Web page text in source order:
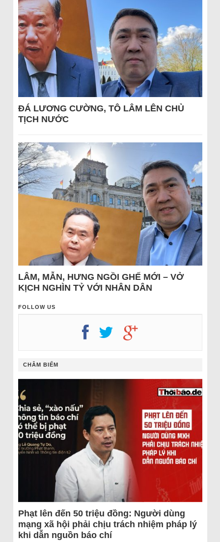
ĐÁ LƯƠNG CƯỜNG, TÔ LÂM LÊN CHỦ
TỊCH NƯỚC
LÂM, MẪN, HƯNG NGỒI GHẾ MỚI – VỞ
KỊCH NGHÌN TỶ VỚI NHÂN DÂN
FOLLOW US
CHÂM BIẾM
Phạt lên đến 50 triệu đồng: Người dùng
mạng xã hội phải chịu trách nhiệm pháp lý
khi dẫn nguồn báo chí